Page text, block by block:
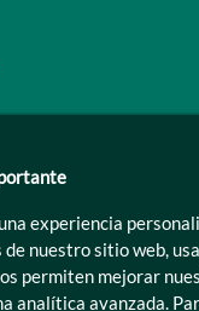
experiencia
nuestro sitio web,
permiten mejorar
analítica avanzada.